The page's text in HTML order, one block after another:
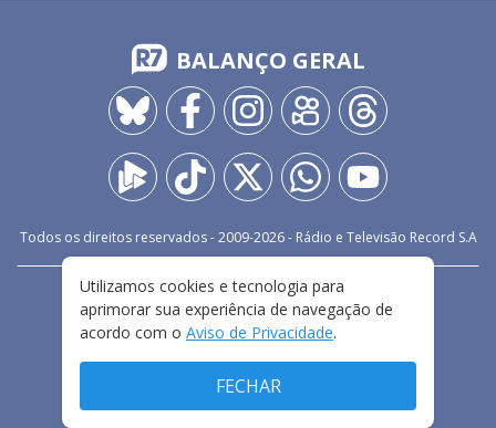
BALANÇO GERAL
Todos os direitos reservados - 2009-2026- Rádio e Televisão Record S.A
FALE CONOSCO
PRIVACIDADE
TERMOS E CONDIÇÕES DE USO
Utilizamos cookies e tecnologia para
aprimorar sua experiência de navegação de
acordo com o Aviso de Privacidade.
FECHAR